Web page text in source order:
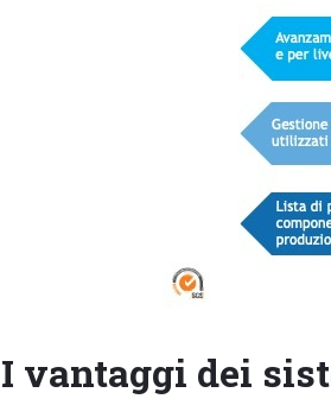
I vantaggi dei